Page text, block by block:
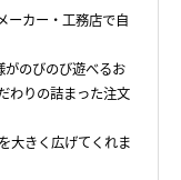
ーカー・工務店で自
がのびのび遊べるお
わりの詰まった注文
大きく広げてくれま